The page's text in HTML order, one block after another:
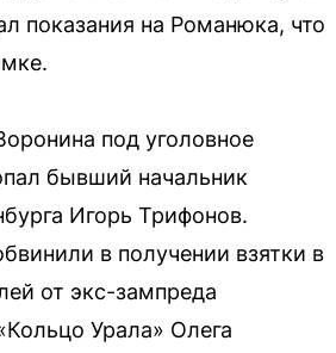
показания на Романюка, что
под уголовное
бывший начальник
Игорь Трифонов.
в получении взятки в
от экс-зампреда
Урала» Олега